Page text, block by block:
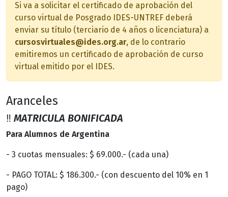
Si va a solicitar el certificado de aprobación del
curso virtual de Posgrado IDES-UNTREF deberá
enviar su título (terciario de 4 años o licenciatura) a
cursosvirtuales@ides.org.ar, de lo contrario
emitiremos un certificado de aprobación de curso
virtual emitido por el IDES.
Aranceles
‼️ MATRICULA BONIFICADA
Para Alumnos de Argentina
- 3 cuotas mensuales: $ 69.000.- (cada una)
- PAGO TOTAL: $ 186.300.- (con descuento del 10% en 1
pago)